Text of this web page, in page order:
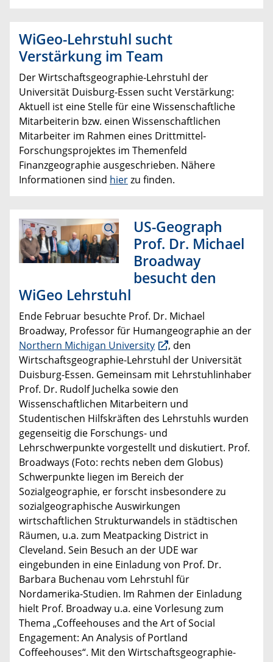
WiGeo-Lehrstuhl sucht
Verstärkung im Team
Der Wirtschaftsgeographie-Lehrstuhl der
Universität Duisburg-Essen sucht Verstärkung:
Aktuell ist eine Stelle für eine Wissenschaftliche
Mitarbeiterin bzw. einen Wissenschaftlichen
Mitarbeiter im Rahmen eines Drittmittel-
Forschungsprojektes im Themenfeld
Finanzgeographie ausgeschrieben. Nähere
Informationen sind hierzu finden.
US-Geograph
Prof. Dr. Michael
Broadway
besucht den
WiGeo Lehrstuhl
Ende Februar besuchte Prof. Dr. Michael
Broadway, Professor für Humangeographie an der
Northern Michigan University
, den
Wirtschaftsgeographie-Lehrstuhl der Universität
Duisburg-Essen. Gemeinsam mit Lehrstuhlinhaber
Prof. Dr. Rudolf Juchelka sowie den
Wissenschaftlichen Mitarbeitern und
Studentischen Hilfskräften des Lehrstuhls wurden
gegenseitig die Forschungs- und
Lehrschwerpunkte vorgestellt und diskutiert. Prof.
Broadways (Foto: rechts neben dem Globus)
Schwerpunkte liegen im Bereich der
Sozialgeographie, er forscht insbesondere zu
sozialgeographische Auswirkungen
wirtschaftlichen Strukturwandels in städtischen
Räumen, u.a. zum Meatpacking District in
Cleveland. Sein Besuch an der UDE war
eingebunden in eine Einladung von Prof. Dr.
Barbara Buchenau vom Lehrstuhl für
Nordamerika-Studien. Im Rahmen der Einladung
hielt Prof. Broadway u.a. eine Vorlesung zum
Thema „Coffeehouses and the Art of Social
Engagement: An Analysis of Portland
Coffeehouses“. Mit den Wirtschaftsgeographie-